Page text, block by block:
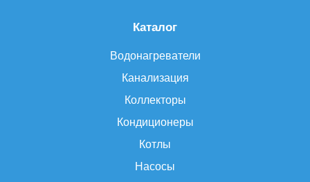
Каталог
Водонагреватели
Канализация
Коллекторы
Кондиционеры
Котлы
Насосы